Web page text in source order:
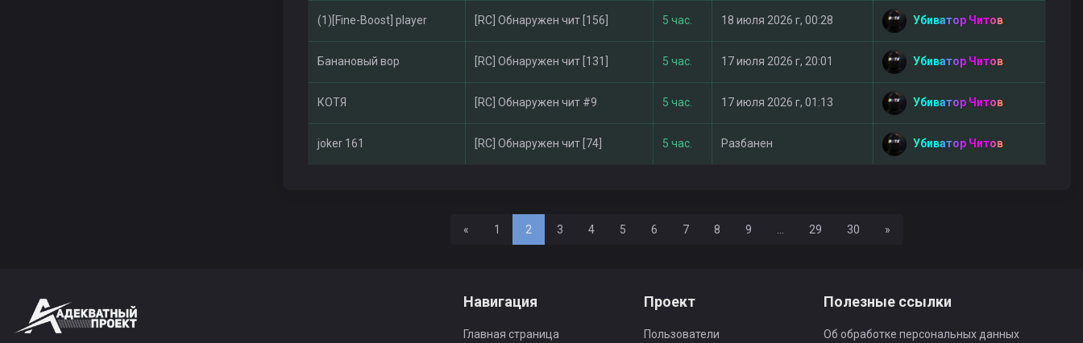
(1)[Fine-Boost] player [RC] Обнаружен чит [156] 5 час. 18 июля 2026 г, 00:28 Убиватор Читов
Банановый вор [RC] Обнаружен чит [131] 5 час. 17 июля 2026 г, 20:01 Убиватор Читов
КОТЯ [RC] Обнаружен чит #9 5 час. 17 июля 2026 г, 01:13 Убиватор Читов
joker 161 [RC] Обнаружен чит [74] 5 час. Разбанен Убиватор Читов
« Назад1 2 3 4 5 6 7 8 9 29 30 »
Навигация
Главная страница
Проект
Пользователи
Полезные ссылки
Об обработке персональных данных